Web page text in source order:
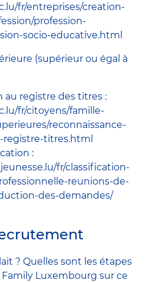
fr/entreprises/creation-
profession-
socio-educative.html
(supérieur ou égal à
au registre des titres :
fr/citoyens/famille-
reconnaissance-
titres.html
:
fr/classification-
reunions-de-
des-demandes/
? Quelles sont les étapes
Luxembourg sur ce